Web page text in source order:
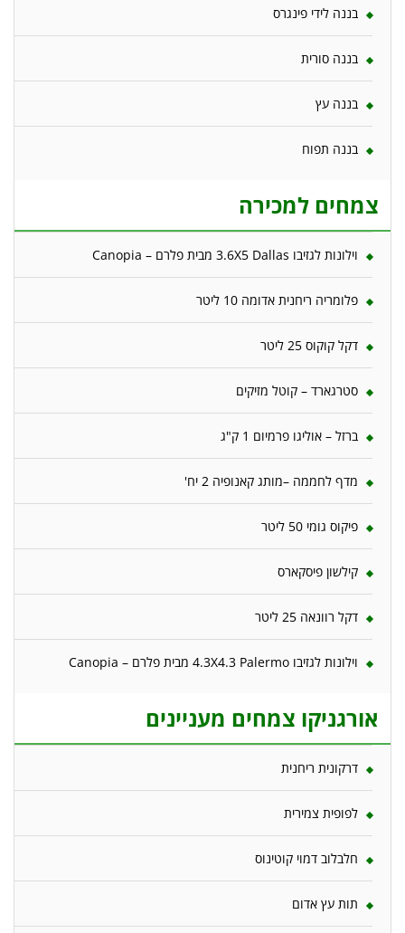
בננה לידי פינגרס
בננה סורית
בננה עץ
בננה תפוח
צמחים למכירה
וילונות לגזיבו 3.6X5 Dallas מבית פלרם – Canopia
פלומריה ריחנית אדומה 10 ליטר
דקל קוקוס 25 ליטר
סטרגארד – קוטל מזיקים
ברזל – אוליגו פרמיום 1 ק"ג
מדף לחממה –מותג קאנופיה 2 יח'
פיקוס גומי 50 ליטר
קילשון פיסקארס
דקל רוונאה 25 ליטר
וילונות לגזיבו 4.3X4.3 Palermo מבית פלרם – Canopia
אורגניקו צמחים מעניינים
דרקונית ריחנית
לפופית צמירית
חלבלוב דמוי קוטינוס
תות עץ אדום